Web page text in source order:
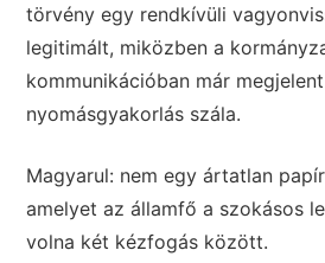
törvény egy rendkívüli
legitimált, miközben a
kommunikációban már
nyomásgyakorlás szála.
Magyarul: nem egy ártatlan
amelyet az államfő a szokásos
volna két kézfogás között.